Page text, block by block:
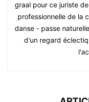
graal pour ce juriste
professionnelle de la
danse - passe
d'un regard